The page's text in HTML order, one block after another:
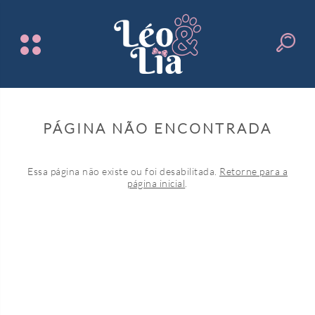
PÁGINA NÃO ENCONTRADA
Essa página não existe ou foi desabilitada. Retorne para a
página inicial